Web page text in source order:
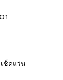
ช็ดแว่น